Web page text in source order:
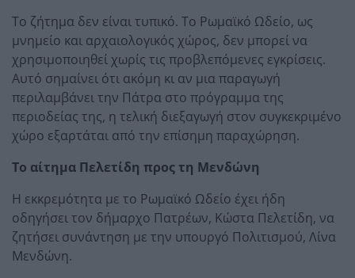
Το ζήτημα δεν είναι τυπικό. Το Ρωμαϊκό Ωδείο, ως
μνημείο και αρχαιολογικός χώρος, δεν μπορεί να
χρησιμοποιηθεί χωρίς τις προβλεπόμενες εγκρίσεις.
Αυτό σημαίνει ότι ακόμη κι αν μια παραγωγή
περιλαμβάνει την Πάτρα στο πρόγραμμα της
περιοδείας της, η τελική διεξαγωγή στον συγκεκριμένο
χώρο εξαρτάται από την επίσημη παραχώρηση.
Το αίτημα Πελετίδη προς τη Μενδώνη
Η εκκρεμότητα με το Ρωμαϊκό Ωδείο έχει ήδη
οδηγήσει τον δήμαρχο Πατρέων, Κώστα Πελετίδη, να
ζητήσει συνάντηση με την υπουργό Πολιτισμού, Λίνα
Μενδώνη.